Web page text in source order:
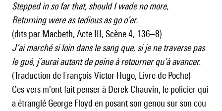
Stepped in so far that, should I wade no more,
Returning were as tedious as go o’er.
(dits par Macbeth, Acte III, Scène 4, 136–8)
J’ai marché si loin dans le sang que, si je ne traverse pas
le gué, j’aurai autant de peine à retourner qu’à avancer.
(Traduction de François-Victor Hugo, Livre de Poche)
Ces vers m’ont fait penser à Derek Chauvin, le policier qui
a étranglé George Floyd en posant son genou sur son cou